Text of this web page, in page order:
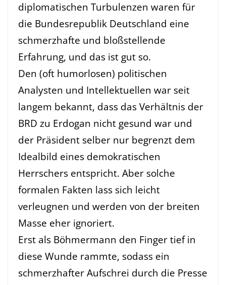
diplomatischen Turbulenzen waren für
die Bundesrepublik Deutschland eine
schmerzhafte und bloßstellende
Erfahrung, und das ist gut so.
Den (oft humorlosen) politischen
Analysten und Intellektuellen war seit
langem bekannt, dass das Verhältnis der
BRD zu Erdogan nicht gesund war und
der Präsident selber nur begrenzt dem
Idealbild eines demokratischen
Herrschers entspricht. Aber solche
formalen Fakten lass sich leicht
verleugnen und werden von der breiten
Masse eher ignoriert.
Erst als Böhmermann den Finger tief in
diese Wunde rammte, sodass ein
schmerzhafter Aufschrei durch die Presse